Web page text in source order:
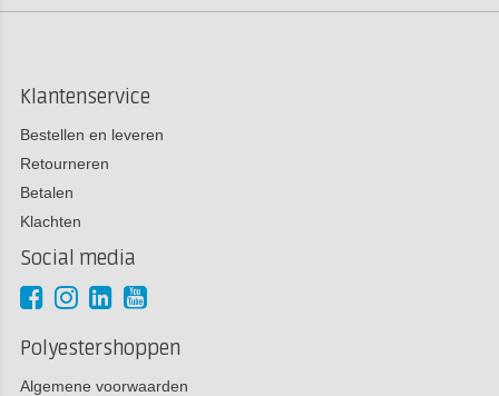
Klantenservice
Bestellen en leveren
Retourneren
Betalen
Klachten
Social media
Polyestershoppen
Algemene voorwaarden